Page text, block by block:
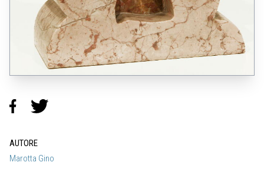
AUTORE
Marotta Gino